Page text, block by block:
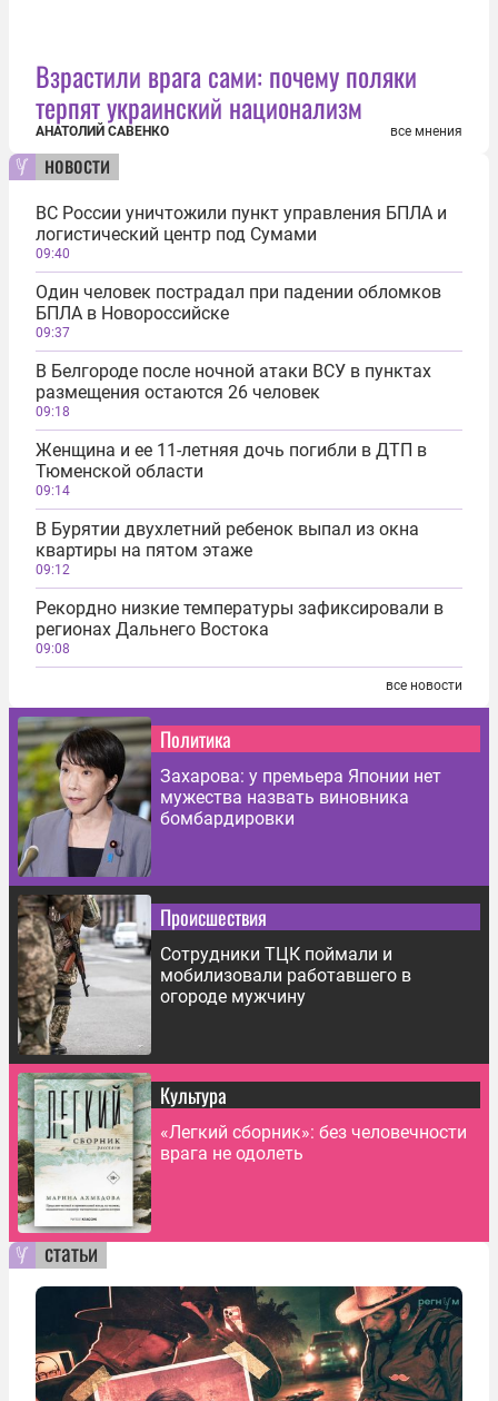
Взрастили врага сами: почему поляки
терпят украинский национализм
АНАТОЛИЙ САВЕНКО все мнения
новости
ВС России уничтожили пункт управления БПЛА и
логистический центр под Сумами
09:40
Один человек пострадал при падении обломков
БПЛА в Новороссийске
09:37
В Белгороде после ночной атаки ВСУ в пунктах
размещения остаются 26 человек
09:18
Женщина и ее 11-летняя дочь погибли в ДТП в
Тюменской области
09:14
В Бурятии двухлетний ребенок выпал из окна
квартиры на пятом этаже
09:12
Рекордно низкие температуры зафиксировали в
регионах Дальнего Востока
09:08
все новости
Политика
Захарова: у премьера Японии нет
мужества назвать виновника
бомбардировки
Происшествия
Сотрудники ТЦК поймали и
мобилизовали работавшего в
огороде мужчину
Культура
«Легкий сборник»: без человечности
врага не одолеть
статьи